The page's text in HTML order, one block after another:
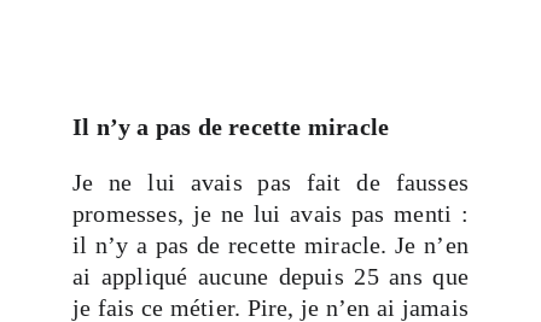
Il n’y a pas de recette miracle
Je ne lui avais pas fait de fausses
promesses, je ne lui avais pas menti :
il n’y a pas de recette miracle. Je n’en
ai appliqué aucune depuis 25 ans que
je fais ce métier. Pire, je n’en ai jamais